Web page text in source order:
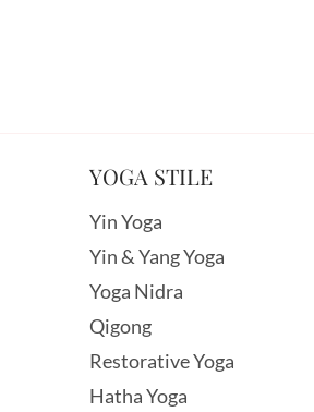
YOGA STILE
Yin Yoga
Yin & Yang Yoga
Yoga Nidra
Qigong
Restorative Yoga
Hatha Yoga